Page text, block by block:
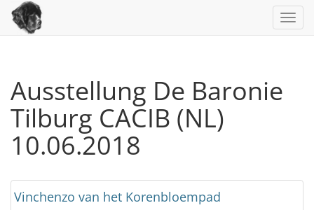
Ausstellung De Baronie
Tilburg CACIB (NL)
10.06.2018
Vinchenzo van het Korenbloempad